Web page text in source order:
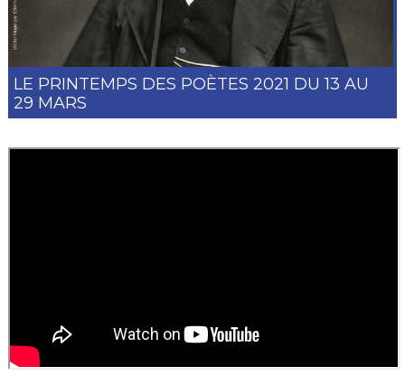
LE PRINTEMPS DES POÈTES 2021 DU 13 AU
29 MARS